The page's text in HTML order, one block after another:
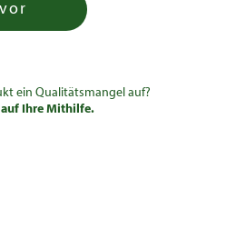
vor
ein Qualitätsmangel auf?
auf Ihre Mithilfe.